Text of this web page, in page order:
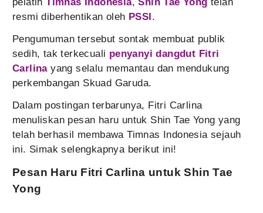
resmi diberhentikan oleh PSSI.
Pengumuman tersebut sontak membuat publik
sedih, tak terkecuali penyanyi dangdut Fitri
Carlinayang selalu memantau dan mendukung
perkembangan Skuad Garuda.
Dalam postingan terbarunya, Fitri Carlina
menuliskan pesan haru untuk Shin Tae Yong yang
telah berhasil membawa Timnas Indonesia sejauh
ini. Simak selengkapnya berikut ini!
Pesan Haru Fitri Carlina untuk Shin Tae
Yong